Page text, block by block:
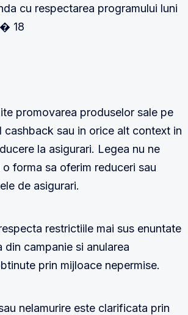
cu respectarea programului luni
18
promovarea produselor sale pe
cashback sau in orice alt context in
la asigurari. Legea nu ne
forma sa oferim reduceri sau
de asigurari.
restrictiile mai sus enuntate
din campanie si anularea
prin mijloace nepermise.
nelamurire este clarificata prin